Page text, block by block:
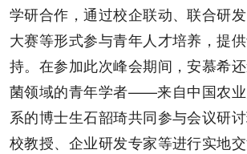
学研合作，通过校企联动、联合研
大赛等形式参与青年人才培养，提
持。在参加此次峰会期间，安慕希
菌领域的青年学者——来自中国农
系的博士生石韶琦共同参与会议研
校教授、企业研发专家等进行实地